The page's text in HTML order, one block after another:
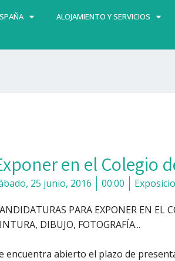
ALOJAMIENTO Y SERVICIOS
en el Colegio
25 junio, 2016 00:00
PARA EXPONER EN EL
DIBUJO, FOTOGRAFÍA...
encuentra abierto el plazo de